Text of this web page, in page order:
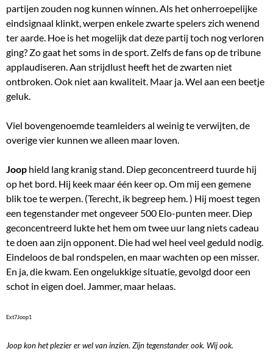
partijen zouden nog kunnen winnen. Als het onherroepelijke
eindsignaal klinkt, werpen enkele zwarte spelers zich wenend
ter aarde. Hoe is het mogelijk dat deze partij toch nog verloren
ging? Zo gaat het soms in de sport. Zelfs de fans op de tribune
applaudiseren. Aan strijdlust heeft het de zwarten niet
ontbroken. Ook niet aan kwaliteit. Maar ja. Wel aan een beetje
geluk.
Viel bovengenoemde teamleiders al weinig te verwijten, de
overige vier kunnen we alleen maar loven.
Joop hield lang kranig stand. Diep geconcentreerd tuurde hij
op het bord. Hij keek maar één keer op. Om mij een gemene
blik toe te werpen. (Terecht, ik begreep hem. ) Hij moest tegen
een tegenstander met ongeveer 500 Elo-punten meer. Diep
geconcentreerd lukte het hem om twee uur lang niets cadeau
te doen aan zijn opponent. Die had wel heel veel geduld nodig.
Eindeloos de bal rondspelen, en maar wachten op een misser.
En ja, die kwam. Een ongelukkige situatie, gevolgd door een
schot in eigen doel. Jammer, maar helaas.
Ext7Joop1
Joop kon het plezier er wel van inzien. Zijn tegenstander ook. Wij ook.